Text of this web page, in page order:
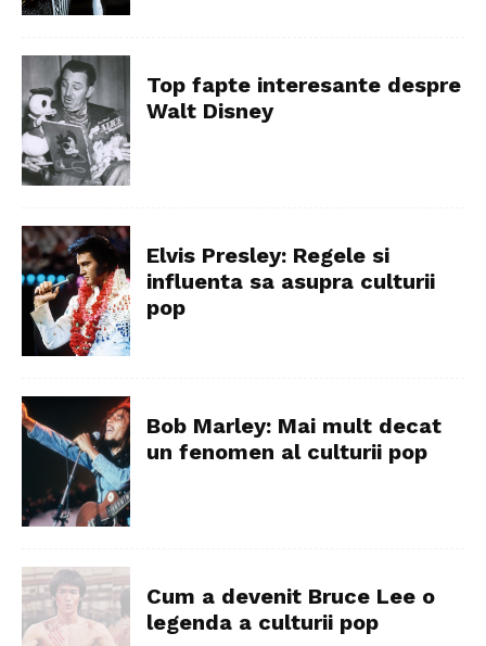
Top fapte interesante despre
Walt Disney
Elvis Presley: Regele si
influenta sa asupra culturii
pop
Bob Marley: Mai mult decat
un fenomen al culturii pop
Cum a devenit Bruce Lee o
legenda a culturii pop